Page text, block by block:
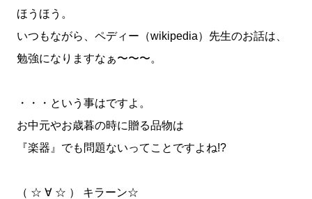
ほうほう。
いつもながら、ペディー（wikipedia）先生のお話は、
勉強になりますなぁ〜〜〜。
・・・という事はですよ。
お中元やお歳暮の時に贈る品物は
『楽器』でも問題ないってことですよね!?
（ ☆ ∀ ☆ ） キラーン☆